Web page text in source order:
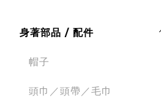
身著部品 / 配件
帽子
頭巾／頭帶／毛巾